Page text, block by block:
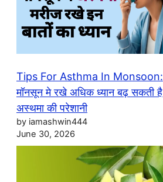
Tips For Asthma In Monsoon:
मॉनसून मे रखे अधिक ध्यान बढ़ सकती है
अस्थमा की परेशानी
by iamashwin444
June 30, 2026